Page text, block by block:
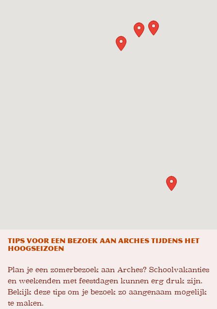
Tips voor een bezoek aan Arches tijdens het
hoogseizoen
Plan je een zomerbezoek aan Arches? Schoolvakanties
en weekenden met feestdagen kunnen erg druk zijn.
Bekijk deze tips om je bezoek zo aangenaam mogelijk
te maken.